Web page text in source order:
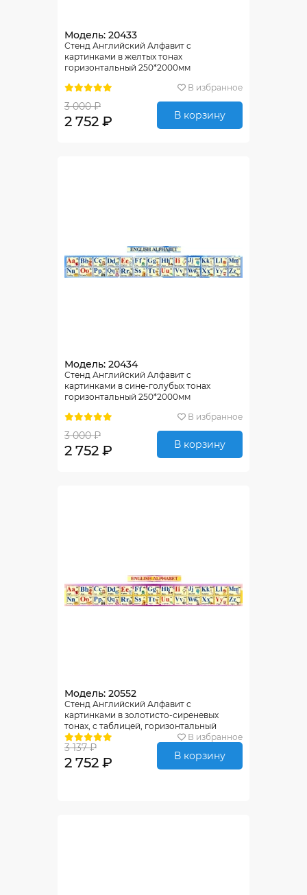
Модель: 20433
Стенд Английский Алфавит с
картинками в желтых тонах
горизонтальный 250*2000мм
В избранное
3 000 ₽
2 752 ₽ В корзину
Модель: 20434
Стенд Английский Алфавит с
картинками в сине-голубых тонах
горизонтальный 250*2000мм
В избранное
3 000 ₽
2 752 ₽ В корзину
Модель: 20552
Стенд Английский Алфавит с
картинками в золотисто-сиреневых
тонах, с таблицей, горизонтальный
250*2000мм
В избранное
3 137 ₽
2 752 ₽ В корзину